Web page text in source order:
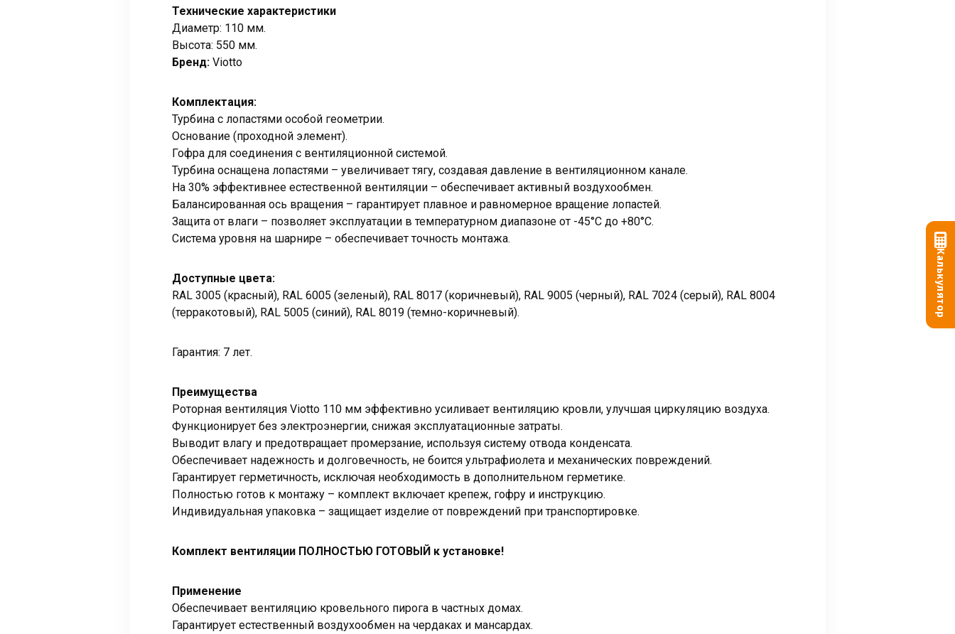
Технические характеристики
Диаметр: 110 мм.
Высота: 550 мм.
Бренд: Viotto
Комплектация:
Турбина с лопастями особой геометрии.
Основание (проходной элемент).
Гофра для соединения с вентиляционной системой.
Турбина оснащена лопастями – увеличивает тягу, создавая давление в вентиляционном канале.
На 30% эффективнее естественной вентиляции – обеспечивает активный воздухообмен.
Балансированная ось вращения – гарантирует плавное и равномерное вращение лопастей.
Защита от влаги – позволяет эксплуатации в температурном диапазоне от -45°С до +80°С.
Система уровня на шарнире – обеспечивает точность монтажа.
Доступные цвета:
RAL 3005 (красный), RAL 6005 (зеленый), RAL 8017 (коричневый), RAL 9005 (черный), RAL 7024 (серый), RAL 8004
(терракотовый), RAL 5005 (синий), RAL 8019 (темно-коричневый).
Гарантия: 7 лет.
Преимущества
Роторная вентиляция Viotto 110 мм эффективно усиливает вентиляцию кровли, улучшая циркуляцию воздуха.
Функционирует без электроэнергии, снижая эксплуатационные затраты.
Выводит влагу и предотвращает промерзание, используя систему отвода конденсата.
Обеспечивает надежность и долговечность, не боится ультрафиолета и механических повреждений.
Гарантирует герметичность, исключая необходимость в дополнительном герметике.
Полностью готов к монтажу – комплект включает крепеж, гофру и инструкцию.
Индивидуальная упаковка – защищает изделие от повреждений при транспортировке.
Комплект вентиляции ПОЛНОСТЬЮ ГОТОВЫЙ к установке!
Применение
Обеспечивает вентиляцию кровельного пирога в частных домах.
Гарантирует естественный воздухообмен на чердаках и мансардах.
Калькулятор